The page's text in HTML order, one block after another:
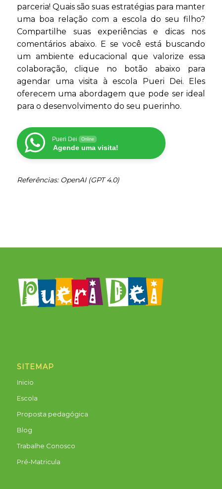
parceria! Quais são suas estratégias para manter
uma boa relação com a escola do seu filho?
Compartilhe suas experiências e dicas nos
comentários abaixo. E se você está buscando
um ambiente educacional que valorize essa
colaboração, clique no botão abaixo para
agendar uma visita à escola Pueri Dei. Eles
oferecem uma abordagem que pode ser ideal
para o desenvolvimento do seu puerinho.
Pueri Dei Online
Agende uma visita!
Referências: OpenAI (GPT 4.0)
SITEMAP
Inicio
Escola
Proposta pedagógica
Blog
Trabalhe Conosco
Pré-Matricula